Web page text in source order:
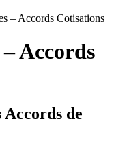
– Accords Cotisations
Accords
Accords de